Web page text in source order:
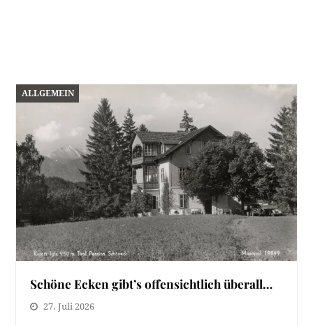
ALLGEMEIN
Schöne Ecken gibt’s offensichtlich überall…
27. Juli 2026